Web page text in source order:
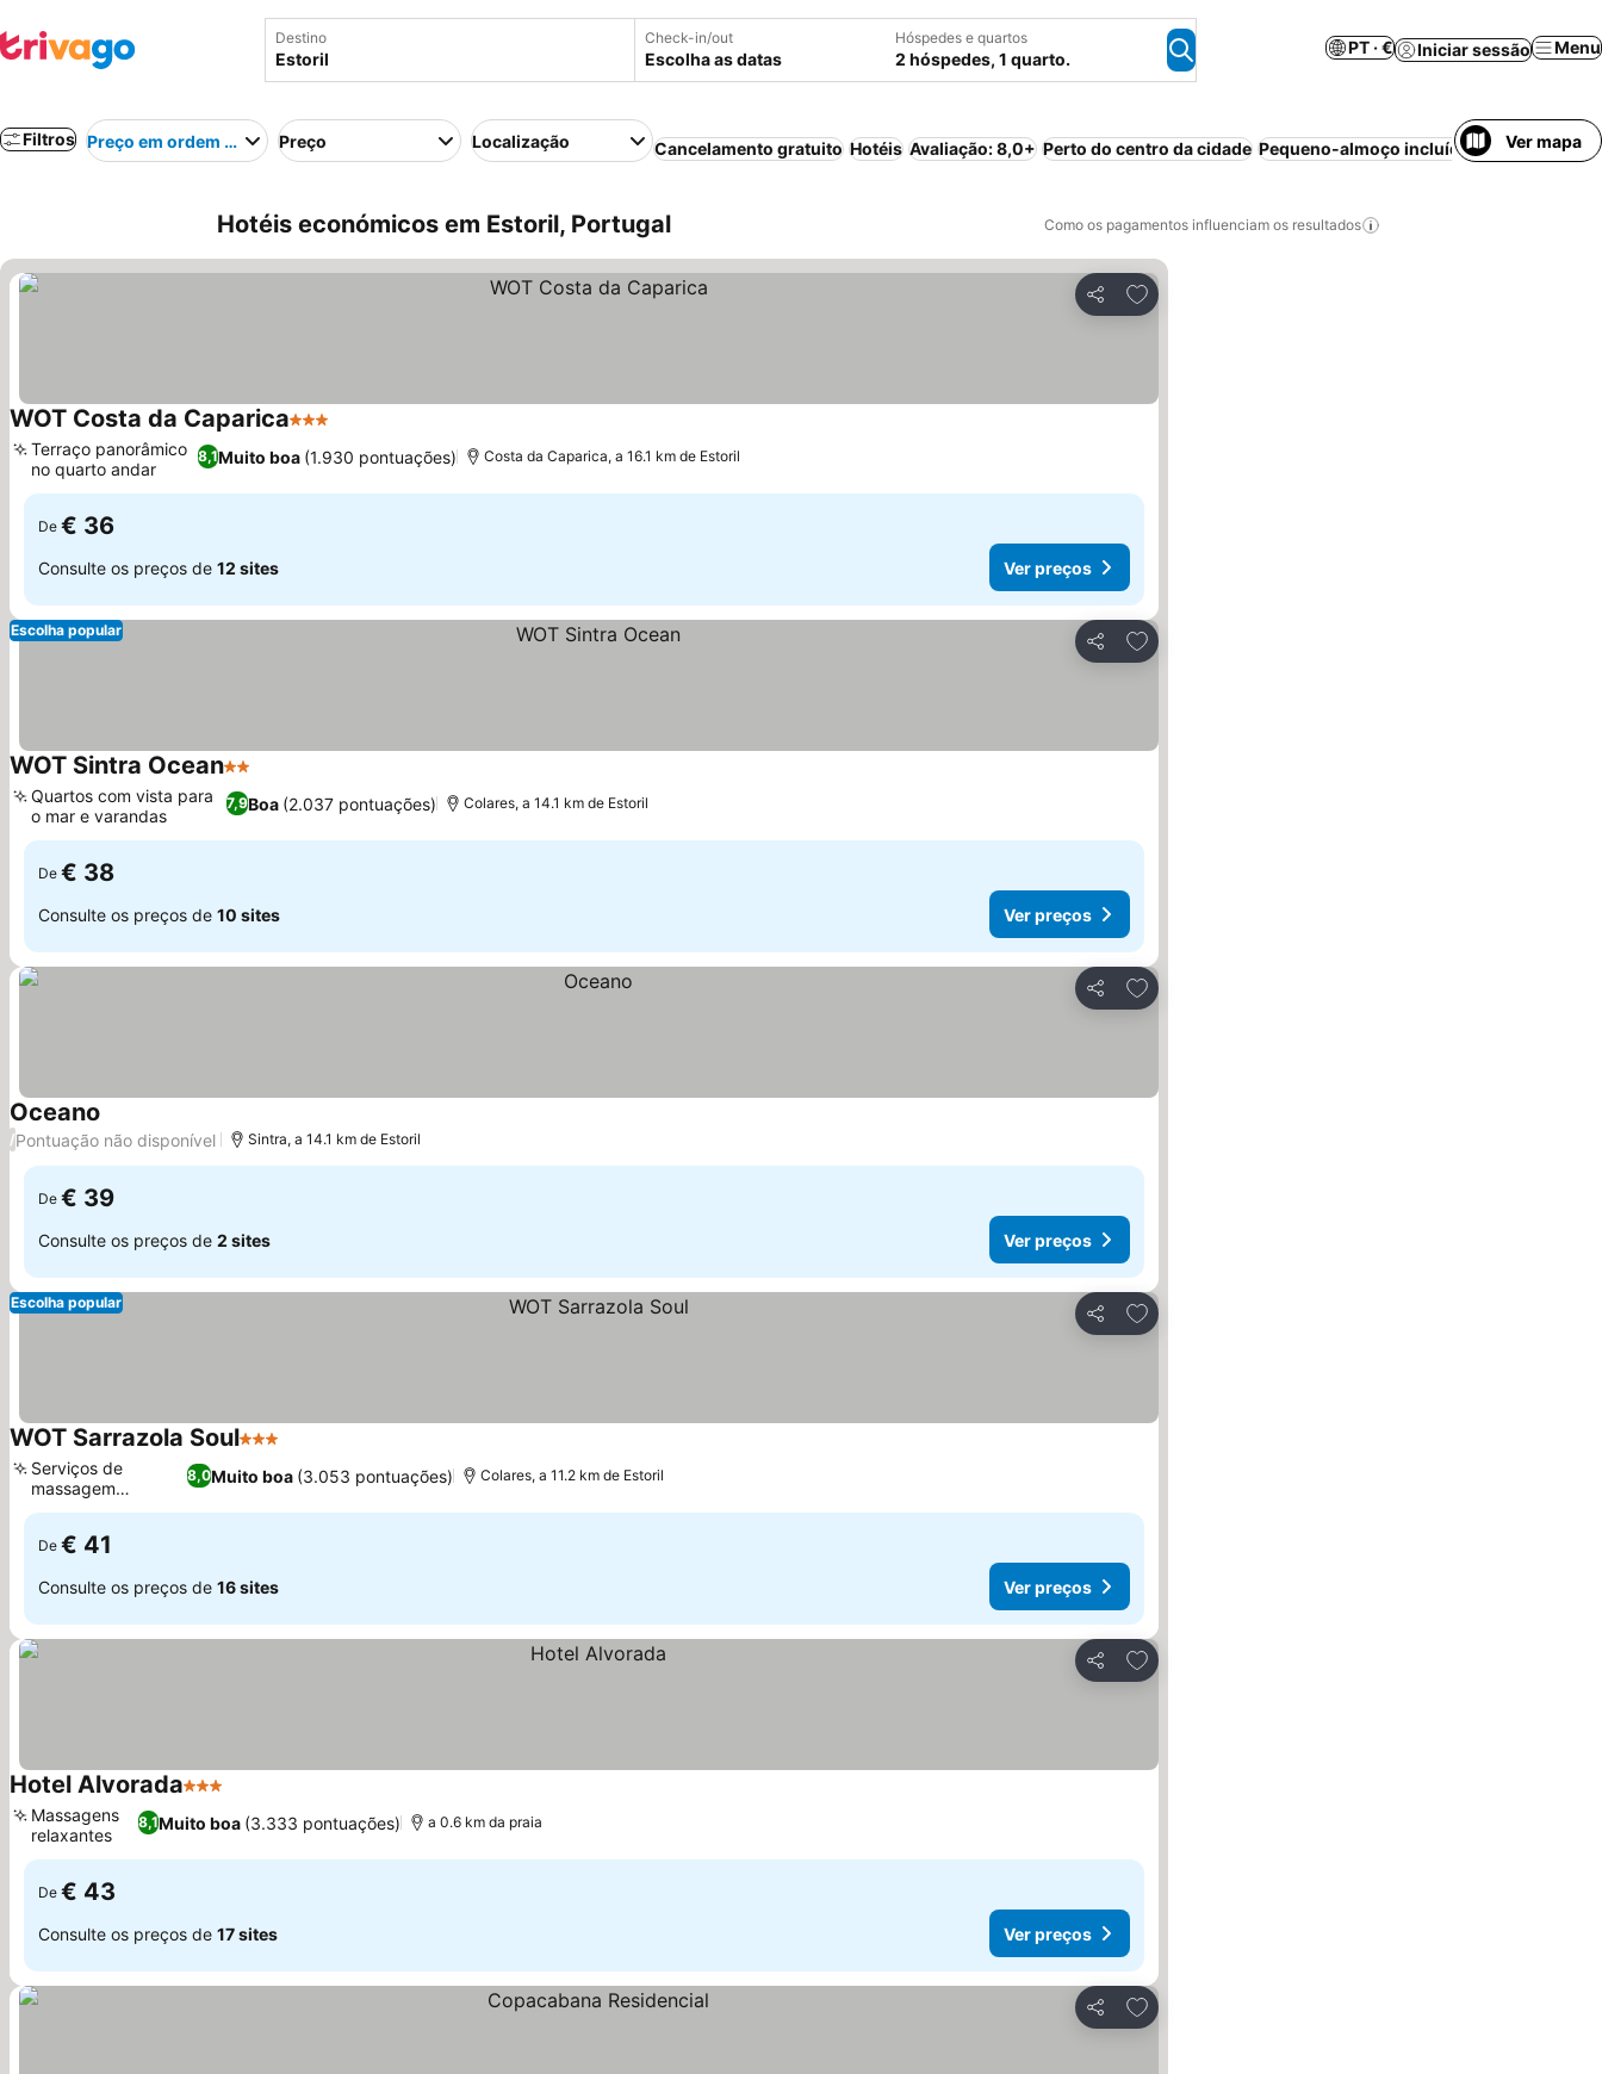
Destino Check-in/out
Escolha as datas
Hóspedes e quartos
2 hóspedes, 1 quarto.
PT · € Iniciar sessão Menu
Filtros Preço em ordem crescentePreço Localização Cancelamento gratuito Hotéis Avaliação: 8,0+ Perto do centro da cidade Pequeno-almoço incluído Piscina Praia
Ver mapa
Hotéis económicos em Estoril, Portugal Como os pagamentos influenciam os resultados
Partilhar
Adicionar aos favoritos
WOT Costa da Caparica3 Estrelas
8,1Muito boa (1.930 pontuações)
Terraço panorâmico
no quarto andar
Costa da Caparica, a 16.1 km de Estoril
De € 36
Consulte os preços de 12 sites Ver preços
Partilhar
Adicionar aos favoritos
Escolha popular
WOT Sintra Ocean2 Estrelas
7,9Boa (2.037 pontuações)
Quartos com vista para
o mar e varandas
Colares, a 14.1 km de Estoril
De € 38
Consulte os preços de 10 sites Ver preços
Partilhar
Adicionar aos favoritos
Oceano
/Pontuação não disponível Sintra, a 14.1 km de Estoril
De € 39
Consulte os preços de 2 sites Ver preços
Partilhar
Adicionar aos favoritos
Escolha popular
WOT Sarrazola Soul3 Estrelas
8,0Muito boa (3.053 pontuações)
Serviços de
massagem
relaxantes
Colares, a 11.2 km de Estoril
De € 41
Consulte os preços de 16 sites Ver preços
Partilhar
Adicionar aos favoritos
Hotel Alvorada3 Estrelas
8,1Muito boa (3.333 pontuações)
Massagens
relaxantes
a 0.6 km da praia
De € 43
Consulte os preços de 17 sites Ver preços
Partilhar
Adicionar aos favoritos